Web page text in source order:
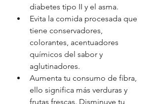
diabetes tipo II y el asma.
Evita la comida procesada que
tiene conservadores,
colorantes, acentuadores
químicos del sabor y
aglutinadores.
Aumenta tu consumo de fibra,
ello significa más verduras y
frutas frescas. Disminuye tu